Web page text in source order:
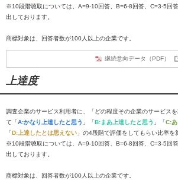
※10段階聴取については、A=9-10回答、B=6-8回答、C=3-5回
出しております。
商標対象は、回答者数が100人以上の企業です。
継続意向データ（PDF）
上達度
調査企業のサービス利用者に、「どの程度その企業のサービス
て「A:かなり上達したと思う 」「B:まあ上達したと思う 」「C:
「D:上達したとは思えない 」の4段階で評価をしてもらい比率を
※10段階聴取については、A=9-10回答、B=6-8回答、C=3-5回
出しております。
商標対象は、回答者数が100人以上の企業です。